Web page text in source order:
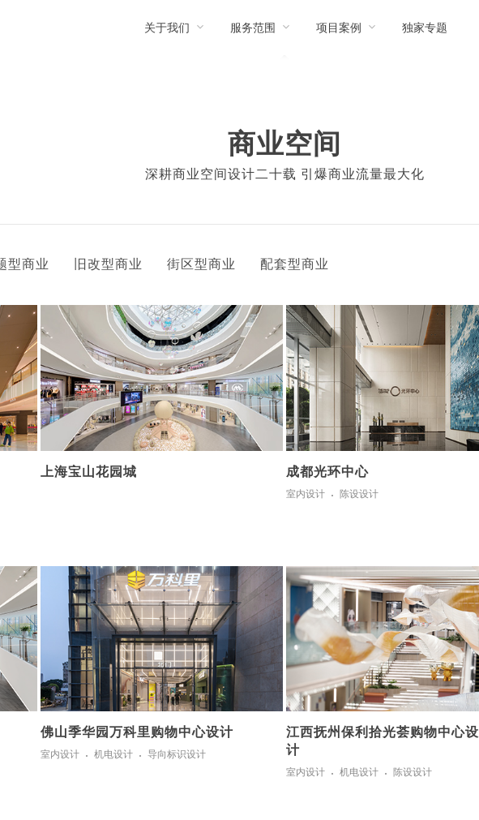
关于我们 服务范围 项目案例 独家专题
商业空间
深耕商业空间设计二十载 引爆商业流量最大化
型商业 旧改型商业 街区型商业 配套型商业
上海宝山花园城 成都光环中心
室内设计 陈设设计
佛山季华园万科里购物中心设计
室内设计 机电设计 导向标识设计
江西抚州保利拾光荟购物中心设
计
室内设计 机电设计 陈设设计